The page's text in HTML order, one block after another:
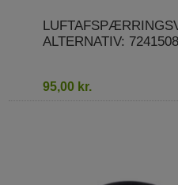
ALTERNATIV:
95,00 kr.